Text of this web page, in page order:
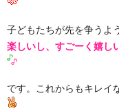
子どもたちが先を争うよ
楽しいし、すごーく嬉し
です。これからもキレイ